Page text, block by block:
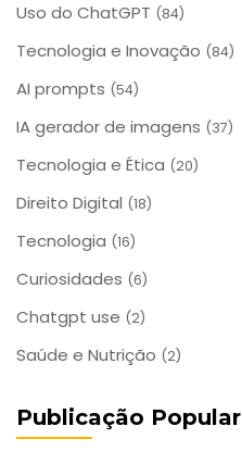
Uso do ChatGPT (84)
Tecnologia e Inovação (84)
AI prompts (54)
IA gerador de imagens (37)
Tecnologia e Ética (20)
Direito Digital (18)
Tecnologia (16)
Curiosidades (6)
Chatgpt use (2)
Saúde e Nutrição (2)
Publicação Popular